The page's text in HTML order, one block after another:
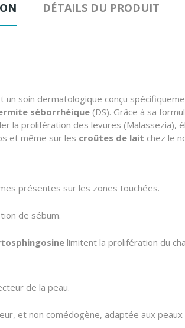
DÉTAILS DU PRODUIT
un soin dermatologique conçu
séborrhéique (DS). Grâce à sa
la prolifération des levures (Malassezia),
et même sur les croûtes de lait chez le
présentes sur les zones touchées.
de sébum.
limitent la prolifération du
de la peau.
et non comédogène, adaptée aux